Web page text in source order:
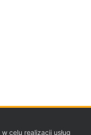
celu realizacji usług